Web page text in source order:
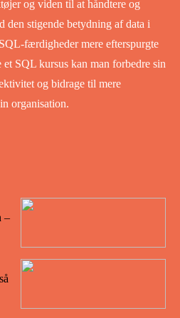
og viden til at håndtere og
den stigende betydning af data i
færdigheder mere efterspurgte
et SQL kursus kan man forbedre sin
og bidrage til mere
organisation.
–